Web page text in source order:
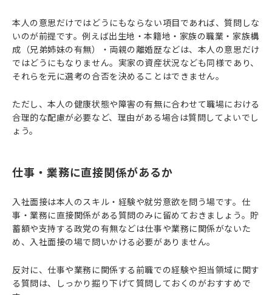
本人の意思だけではどうにもならない項目であれば、質問しな
いのが前提です。例えば出生地・本籍地・家族の職業・家族構
成（兄弟姉妹の有無）・両親の離婚歴などは、本人の意思だけ
ではどうにもなりません。実家の資産状況なども同様であり、
それらを元に選考の合否を決めることはできません。
ただし、本人の健康状態や障害の有無に合わせて職場における
合理的な配慮が必要など、理由がある場合は質問してよいでし
ょう。
仕事・業務に直接関係があるか
入社面接は本人のスキル・経験や就労意欲を問う場です。仕
事・業務に直接関係がある質問のみに留めておきましょう。貯
蓄額や支持する政党の有無などは仕事や業務に関係がないた
め、入社面接の場で問いかける必要がありません。
反対に、仕事や業務に関係する前職での経験や担当領域に関す
る質問は、しっかり掘り下げて質問しておくのがおすすめで